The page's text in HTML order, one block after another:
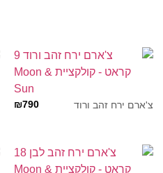
צ'ארם ירח זהב ורוד ₪790